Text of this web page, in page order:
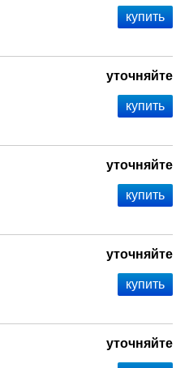
уточняйте
уточняйте
уточняйте
уточняйте